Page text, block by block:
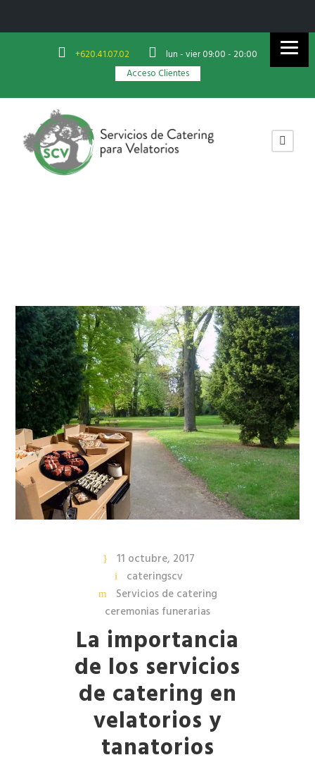
+620.41.07.02
lun - vier 09:00 - 20:00
Acceso Clientes
11 octubre, 2017
cateringscv
Servicios de catering
ceremonias funerarias
La importancia
de los servicios
de catering en
velatorios y
tanatorios